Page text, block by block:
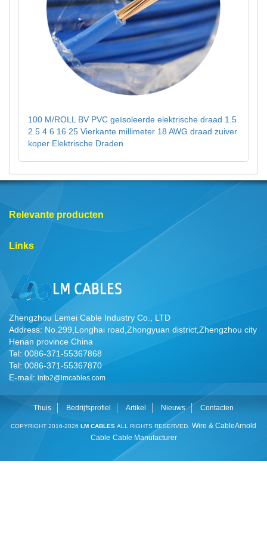
100 M/ROLL BV PVC geïsoleerde elektrische draad 1.5
2.5 4 6 16 25 Vierkante millimeter 18 AWG draad zuiver
koper Elektrische Draden
Relevante producten
Links
Zhengzhou Lemei Cable Industry Co., LTD
Address: No.299,Longhai road,Zhongyuan district,Zhengzhou city
Henan province China
Tel: 0086-371-55367868
Tel: 0086-371-55367870
E-mail: info2@lmcables.com
Thuis Bedrijfsprofiel Artikel Nieuws Contacten
COPYRIGHT 2016-2026 LM CABLES ALL RIGHTS RESERVED. Wire & CableArnold
Cable Cable Manufacturer